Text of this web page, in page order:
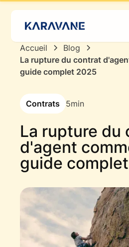
Accueil
Blog
La rupture du contrat
guide complet 2025
Contrats 5min
La rupture du
d'agent
guide